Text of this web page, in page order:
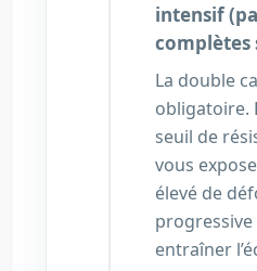
intensif
complètes
La double
obligatoire.
seuil de
vous
élevé de
entraîner